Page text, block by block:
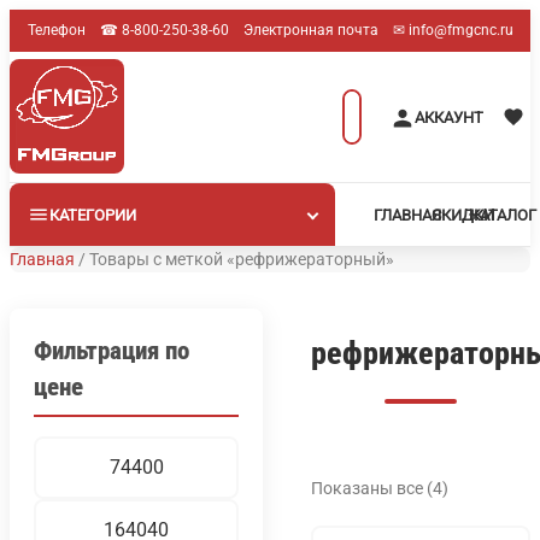
Перейти
к
содержимому
Телефон ☎︎ 8-800-250-38-60 Электронная почта ✉︎ info@fmgcnc.ru
Поиск
товаров
АККАУНТ
КАТЕГОРИИ ГЛАВНАЯ КАТАЛОГ
СКИДКИ
Главная /Товары с меткой «рефрижераторный»
Фильтрация по
цене
Показаны все (4)